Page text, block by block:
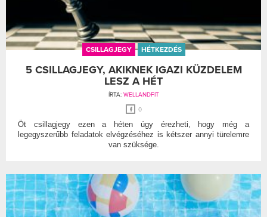
CSILLAGJEGY HÉTKEZDÉS
5 CSILLAGJEGY, AKIKNEK IGAZI KÜZDELEM
LESZ A HÉT
ÍRTA: WELLANDFIT
0
Öt csillagjegy ezen a héten úgy érezheti, hogy még a
legegyszerűbb feladatok elvégzéséhez is kétszer annyi türelemre
van szüksége.